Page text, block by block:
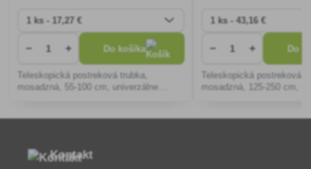
− + Do košíka
Teleskopická postreková trubka,
mosadzná, 55-100 cm, univerzálne
− + Do
Teleskopická postreková
mosadzná, 125-250 cm, univerzálne
Kontakt